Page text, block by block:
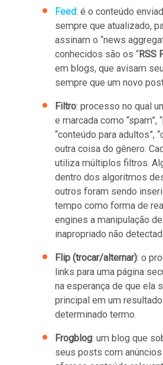
Feed: é o conteúdo
sempre que atualizado,
assinam o “news
conhecidos são os “RSS
em blogs, que avisam
sempre que um novo
Filtro: processo no qual
e marcada como “spam”,
“conteúdo para adultos”,
outra coisa do gênero.
utiliza múltiplos filtros.
dentro dos algoritmos
outros foram sendo
tempo como forma de
engines a manipulação
inapropriado não
Flip (trocar/alternar): o
links para uma página
na esperança de que ela
principal em um
determinado termo.
Frogblog: um blog que
seus posts com